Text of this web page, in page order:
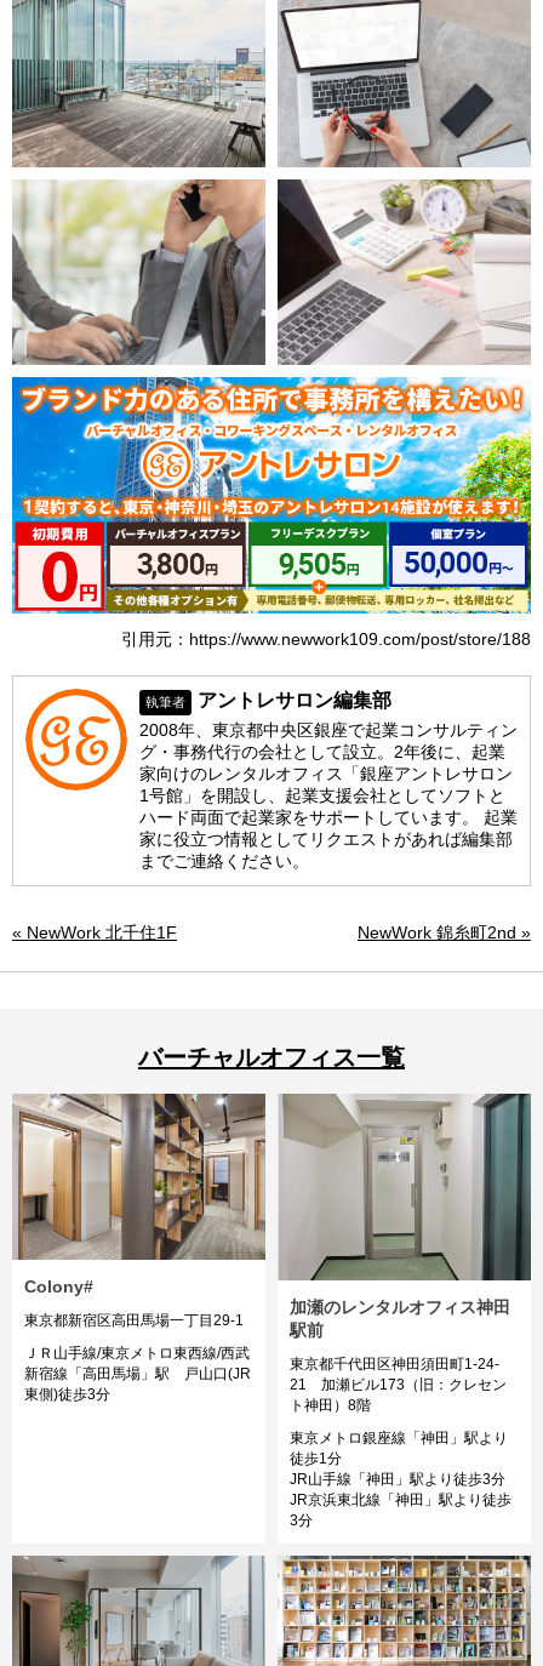
引用元：https://www.newwork109.com/post/store/188
執筆者 アントレサロン編集部
2008年、東京都中央区銀座で起業コンサルティン
グ・事務代行の会社として設立。2年後に、起業
家向けのレンタルオフィス「銀座アントレサロン
1号館」を開設し、起業支援会社としてソフトと
ハード両面で起業家をサポートしています。 起業
家に役立つ情報としてリクエストがあれば編集部
までご連絡ください。
« NewWork 北千住1F NewWork 錦糸町2nd »
バーチャルオフィス一覧
Colony#
東京都新宿区高田馬場一丁目29-1
ＪＲ山手線/東京メトロ東西線/西武
新宿線「高田馬場」駅 戸山口(JR
東側)徒歩3分
加瀬のレンタルオフィス神田
駅前
東京都千代田区神田須田町1-24-
21 加瀬ビル173（旧：クレセン
ト神田）8階
東京メトロ銀座線「神田」駅より
徒歩1分
JR山手線「神田」駅より徒歩3分
JR京浜東北線「神田」駅より徒歩
3分